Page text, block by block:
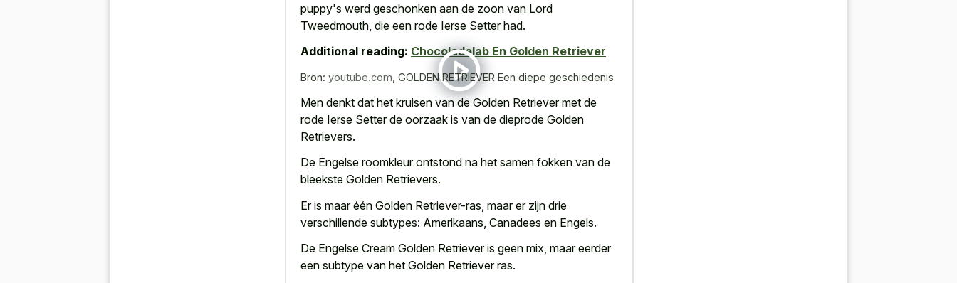
puppy's werd geschonken aan de zoon van Lord
Tweedmouth, die een rode Ierse Setter had.
Additional reading: Chocoladelab En Golden Retriever
Bron: youtube.com GOLDEN RETRIEVER Een diepe geschiedenis
Men denkt dat het kruisen van de Golden Retriever met de
rode Ierse Setter de oorzaak is van de dieprode Golden
Retrievers.
De Engelse roomkleur ontstond na het samen fokken van de
bleekste Golden Retrievers.
Er is maar één Golden Retriever-ras, maar er zijn drie
verschillende subtypes: Amerikaans, Canadees en Engels.
De Engelse Cream Golden Retriever is geen mix, maar eerder
een subtype van het Golden Retriever ras.